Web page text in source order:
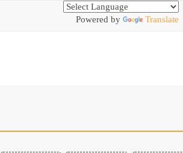
Powered by Translate